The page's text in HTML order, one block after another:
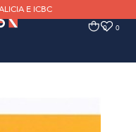
E ICBC
0 0